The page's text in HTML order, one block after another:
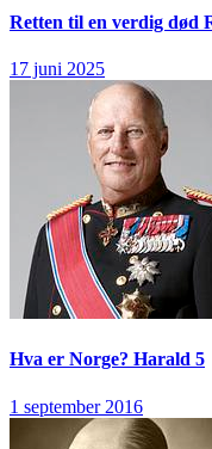
Retten til en verdig død
17 juni 2025
Hva er Norge? Harald 5
1 september 2016